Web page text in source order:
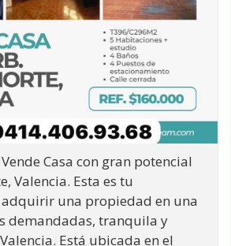
Casa con gran potencial
Valencia. Esta es tu
una propiedad en una
demandadas, tranquila y
Está ubicada en el